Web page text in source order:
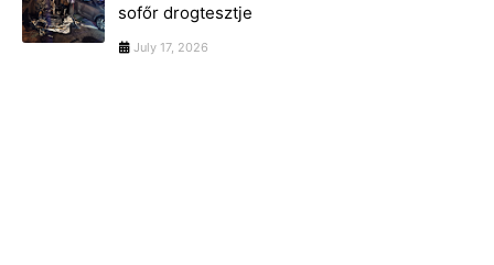
sofőr drogtesztje
July 17, 2026